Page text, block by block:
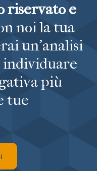
riservato e
noi la tua
un’analisi
individuare
più
tue